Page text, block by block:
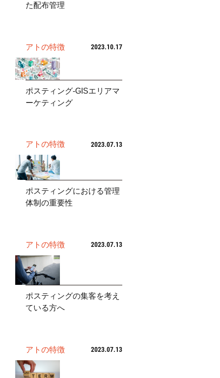
た配布管理
アトの特徴 2023.10.17
ポスティング-GISエリアマ
ーケティング
アトの特徴 2023.07.13
ポスティングにおける管理
体制の重要性
アトの特徴 2023.07.13
ポスティングの集客を考え
ている方へ
アトの特徴 2023.07.13